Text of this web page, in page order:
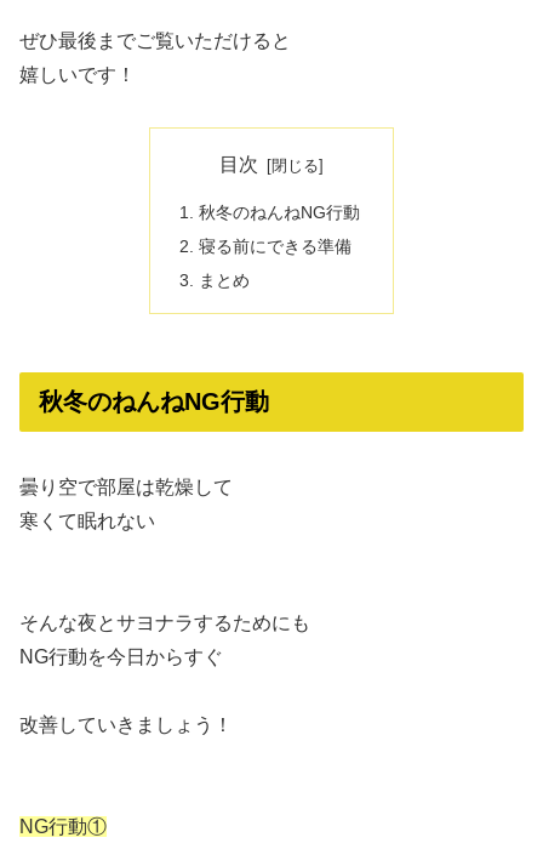
ぜひ最後までご覧いただけると
嬉しいです！
目次
秋冬のねんねNG行動
寝る前にできる準備
まとめ
秋冬のねんねNG行動
曇り空で部屋は乾燥して
寒くて眠れない
そんな夜とサヨナラするためにも
NG行動を今日からすぐ
改善していきましょう！
NG行動①